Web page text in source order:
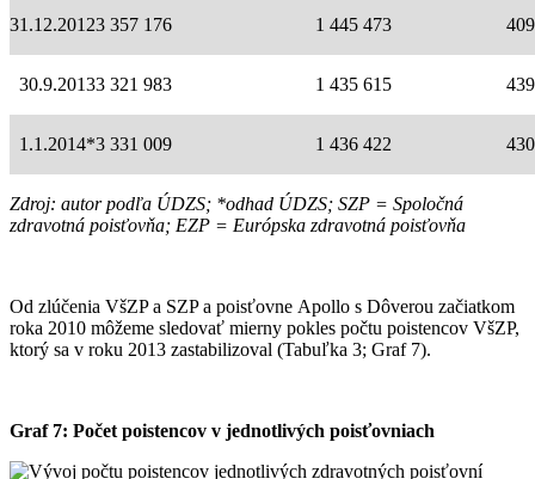
31.12.20123 357 176 1 445 473
30.9.20133 321 983 1 435 615
1.1.2014*3 331 009 1 436 422
Zdroj: autor podľa ÚDZS; *odhad ÚDZS; SZP = Spoločná
zdravotná poisťovňa; EZP = Európska zdravotná poisťovňa
Od zlúčenia VšZP a SZP a poisťovne Apollo s Dôverou začiatkom
roka 2010 môžeme sledovať mierny pokles počtu poistencov VšZP,
ktorý sa v roku 2013 zastabilizoval (Tabuľka 3; Graf 7).
Graf 7: Počet poistencov v jednotlivých poisťovniach